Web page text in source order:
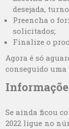
desejada,
Preencha o
solicitados;
Finalize o
Agora é só
conseguido uma
Se ainda ficou
2022 ligue no